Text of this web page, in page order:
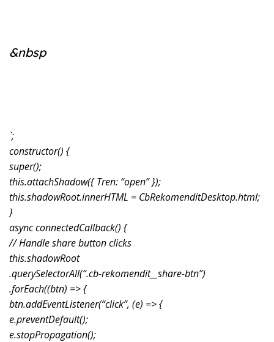
&nbsp
`;
constructor() {
super();
this.attachShadow({ Tren: “open” });
this.shadowRoot.innerHTML = CbRekomenditDesktop.html;
}
async connectedCallback() {
// Handle share button clicks
this.shadowRoot
.querySelectorAll(“.cb-rekomendit__share-btn”)
.forEach((btn) => {
btn.addEventListener(“click”, (e) => {
e.preventDefault();
e.stopPropagation();